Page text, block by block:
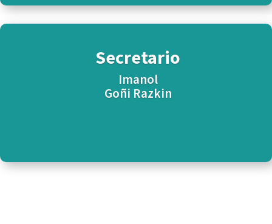
Secretario
Imanol
Goñi Razkin